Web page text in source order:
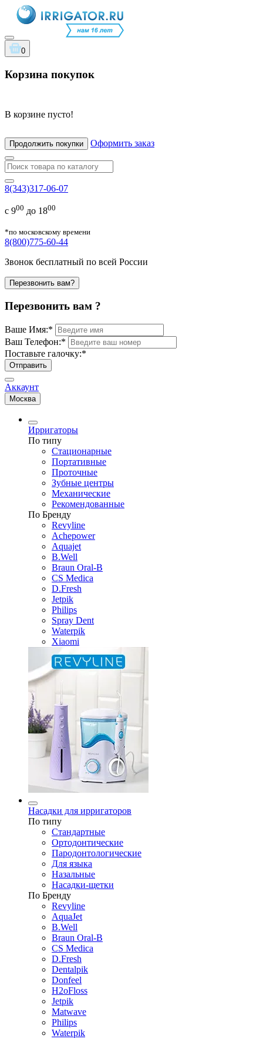
0
Корзина покупок
В корзине пусто!
Продолжить покупки Оформить заказ
8(343)317-06-07
с 900 до 1800
*по московскому времени
8(800)775-60-44
Звонок бесплатный по всей России
Перезвонить вам?
Перезвонить вам ?
Ваше Имя:*
Ваш Телефон:*
Поставьте галочку:*
Отправить
Аккаунт
Москва
Ирригаторы
По типу
Стационарные
Портативные
Проточные
Зубные центры
Механические
Рекомендованные
По Бренду
Revyline
Achepower
Aquajet
B.Well
Braun Oral-B
CS Medica
D.Fresh
Jetpik
Philips
Spray Dent
Waterpik
Xiaomi
Насадки для ирригаторов
По типу
Стандартные
Ортодонтические
Пародонтологические
Для языка
Назальные
Насадки-щетки
По Бренду
Revyline
AquaJet
B.Well
Braun Oral-B
CS Medica
D.Fresh
Dentalpik
Donfeel
H2oFloss
Jetpik
Matwave
Philips
Waterpik